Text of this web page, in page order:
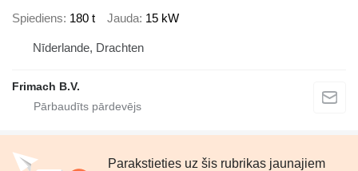
Spiediens 180 t Jauda 15 kW
Nīderlande, Drachten
Frimach B.V.
Parakstieties uz šis rubrikas jaunajiem